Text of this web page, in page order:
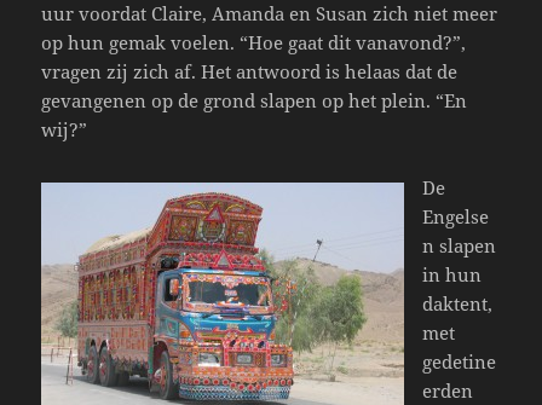
uur voordat Claire, Amanda en Susan zich niet meer
op hun gemak voelen. “Hoe gaat dit vanavond?”,
vragen zij zich af. Het antwoord is helaas dat de
gevangenen op de grond slapen op het plein. “En
wij?”
De
Engelse
n slapen
in hun
daktent,
met
gedetine
erden